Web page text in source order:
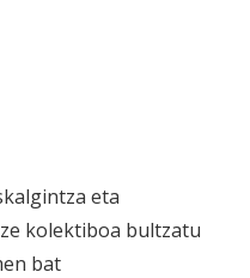
eta
kolektiboa bultzatu
bat